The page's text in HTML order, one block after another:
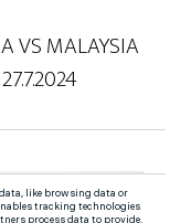
VS MALAYSIA